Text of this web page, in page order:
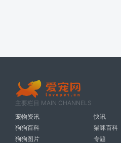
主要栏目 MAIN CHANNELS
宠物资讯
快讯
狗狗百科
猫咪百科
狗狗图片
专题